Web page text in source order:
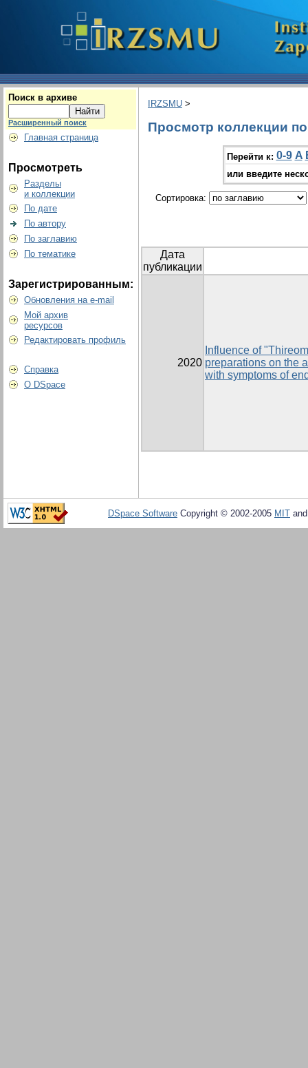
Поиск в архиве
Расширенный поиск
Главная страница
Просмотреть
Разделы
и коллекции
По дате
По автору
По заглавию
По тематике
Зарегистрированным:
Обновления на e-mail
Мой архив
ресурсов
Редактировать профиль
Справка
О DSpace
IRZSMU >
Просмотр коллекции
Перейти к: 0-9 A
или введите
Сортировка:
Дата
публикации
2020
Influence of
preparations on the
with symptoms of
DSpace Software Copyright © 2002-2005 MIT